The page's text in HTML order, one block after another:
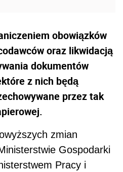
obowiązków
oraz likwidacją
dokumentów
z nich będą
przez tak
zmian
Gospodarki
Pracy i